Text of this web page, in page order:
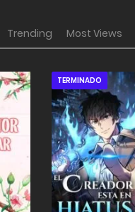
Trending Most Views
TERMINADO